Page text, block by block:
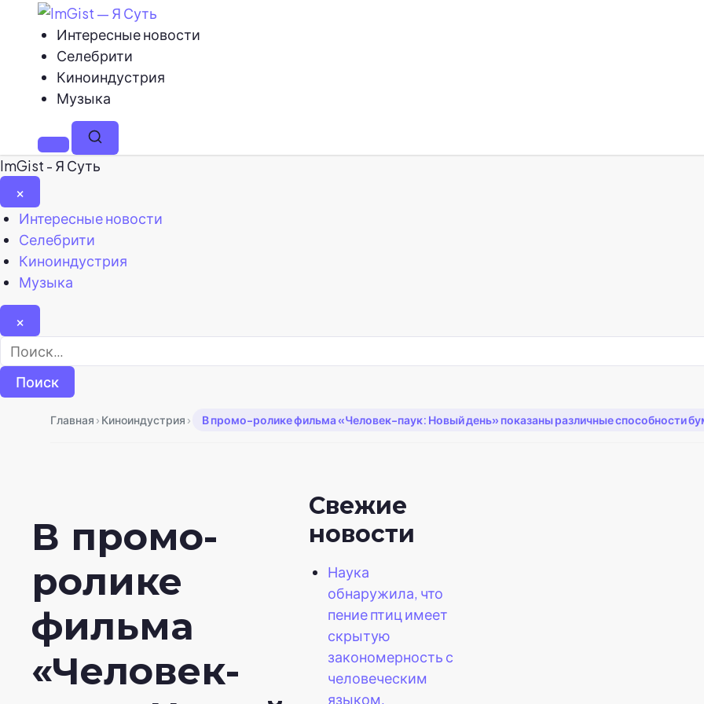
Интересные новости
Селебрити
Киноиндустрия
Музыка
МенюПоиск
ImGist - Я Суть
×
Закрыть
меню
Интересные новости
Селебрити
Киноиндустрия
Музыка
×
Найти:
Главная › Киноиндустрия › В промо-ролике фильма «Человек-паук: Новый день» показаны различные способности
В промо-
ролике
фильма
«Человек-
Свежие
новости
Наука
обнаружила, что
пение птиц имеет
скрытую
закономерность с
человеческим
языком.